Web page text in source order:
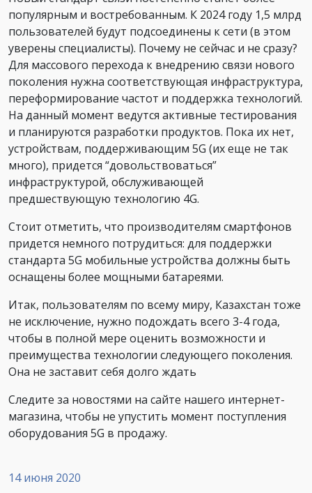
14 июня 2020
популярным и востребованным. К 2024 году 1,5 млрд
пользователей будут подсоединены к сети (в этом
уверены специалисты). Почему не сейчас и не сразу?
Для массового перехода к внедрению связи нового
поколения нужна соответствующая инфраструктура,
переформирование частот и поддержка технологий.
На данный момент ведутся активные тестирования
и планируются разработки продуктов. Пока их нет,
устройствам, поддерживающим 5G (их еще не так
много), придется “довольствоваться”
инфраструктурой, обслуживающей
предшествующую технологию 4G.
Стоит отметить, что производителям смартфонов
придется немного потрудиться: для поддержки
стандарта 5G мобильные устройства должны быть
оснащены более мощными батареями.
Итак, пользователям по всему миру, Казахстан тоже
не исключение, нужно подождать всего 3-4 года,
чтобы в полной мере оценить возможности и
преимущества технологии следующего поколения.
Она не заставит себя долго ждать
Следите за новостями на сайте нашего интернет-
магазина, чтобы не упустить момент поступления
оборудования 5G в продажу.